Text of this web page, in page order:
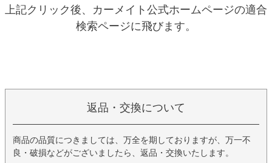
上記クリック後、カーメイト公式ホームページの適合
検索ページに飛びます。
返品・交換について
商品の品質につきましては、万全を期しておりますが、万一不
良・破損などがございましたら、返品・交換いたします。